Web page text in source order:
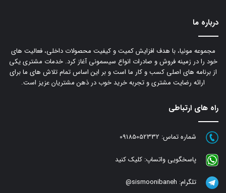
درباره ما
مجموعه مونیا، با هدف افزایش کمیت و کیفیت محصولات داخلی، فعالیت های
خود را در زمینه فروش و صادرات انواع سیسمونی آغاز کرد. خدمات مشتری یکی
از برنامه های اصلی کسب و کار ما است و بر این اساس تمام تلاش های ما برای
ارائه رضایت مشتری و تجربه خرید خوب در ذهن مشتریان عزیز است.
راه های ارتباطی
شماره تماس: 09185052332
پاسخگویی واتساپ: کلیک کنید
تلگرام: sismoonibaneh@